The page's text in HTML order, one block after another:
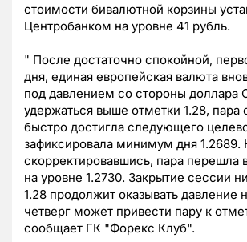
стоимости бивалютной корзины
Центробанком на уровне 41 рубль.
" После достаточно спокойной,
дня, единая европейская валюта
под давлением со стороны
удержаться выше отметки 1.28, пара
быстро достигла следующего
зафиксировала минимум дня 1.2689.
скорректировавшись, пара перешла
на уровне 1.2730. Закрытие сессии
1.28 продолжит оказывать давление
четверг может привести пару к
сообщает ГК "Форекс Клуб".